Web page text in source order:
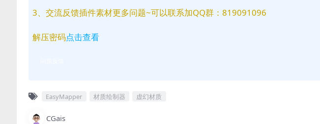
3、交流反馈插件素材更多问题~可以联系加QQ群：819091096
解压密码点击查看
EasyMapper 材质绘制器 虚幻材质
CGais